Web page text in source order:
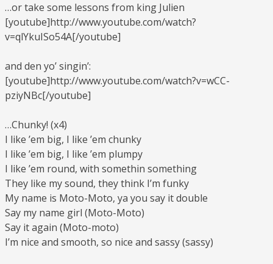
…or take some lessons from king Julien
[youtube]http://www.youtube.com/watch?
v=qlYkuISo54A[/youtube]
and den yo’ singin’:
[youtube]http://www.youtube.com/watch?v=wCC-
pziyNBc[/youtube]
…Chunky! (x4)
I like ’em big, I like ’em chunky
I like ’em big, I like ’em plumpy
I like ’em round, with somethin something
They like my sound, they think I’m funky
My name is Moto-Moto, ya you say it double
Say my name girl (Moto-Moto)
Say it again (Moto-moto)
I’m nice and smooth, so nice and sassy (sassy)